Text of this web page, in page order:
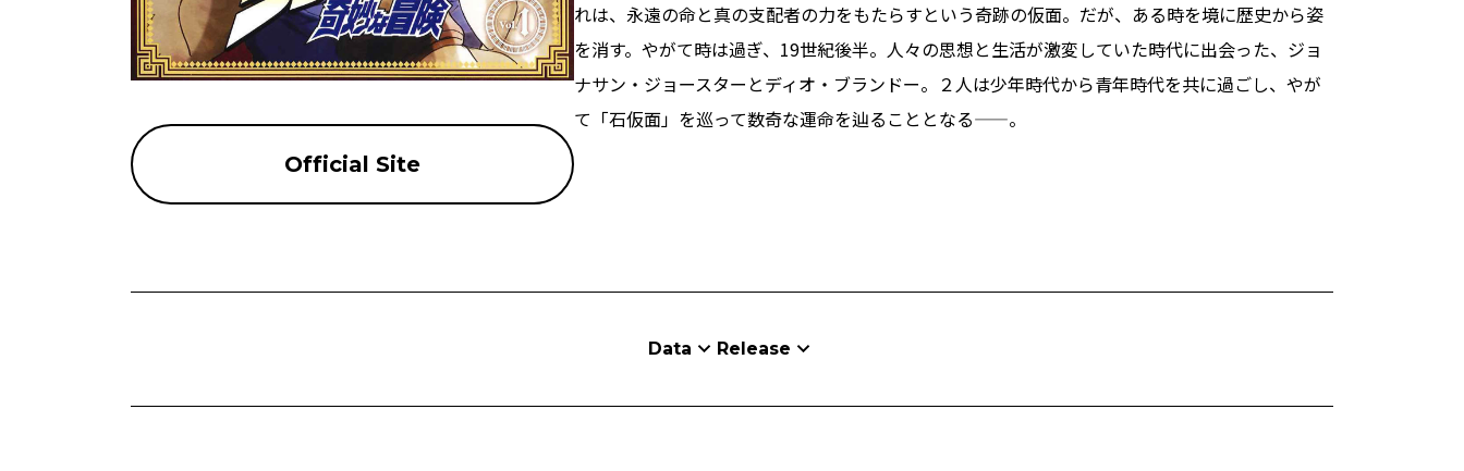
Official Site
れは、永遠の命と真の支配者の力をもたらすという奇跡の仮面。だが、ある時を境に歴史から姿
を消す。やがて時は過ぎ、19世紀後半。人々の思想と生活が激変していた時代に出会った、ジョ
ナサン・ジョースターとディオ・ブランドー。２人は少年時代から青年時代を共に過ごし、やが
て「石仮面」を巡って数奇な運命を辿ることとなる——。
Data Release